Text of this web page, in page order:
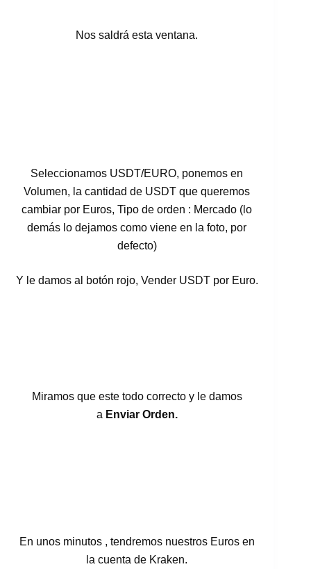
Nos saldrá esta ventana.
Seleccionamos USDT/EURO, ponemos en
Volumen, la cantidad de USDT que queremos
cambiar por Euros, Tipo de orden : Mercado (lo
demás lo dejamos como viene en la foto, por
defecto)
Y le damos al botón rojo, Vender USDT por Euro.
Miramos que este todo correcto y le damos
a Enviar Orden.
En unos minutos , tendremos nuestros Euros en
la cuenta de Kraken.